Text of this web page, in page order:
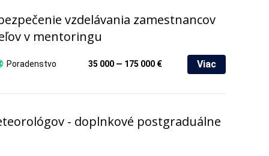
vzdelávania zamestnancov
v mentoringu
Poradenstvo 35 000 — 175 000 € Viac
- doplnkové postgraduálne